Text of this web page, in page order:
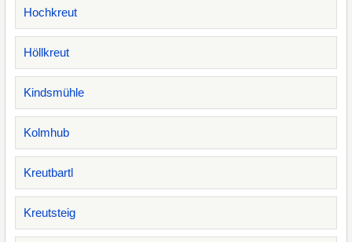
Hochkreut
Höllkreut
Kindsmühle
Kolmhub
Kreutbartl
Kreutsteig